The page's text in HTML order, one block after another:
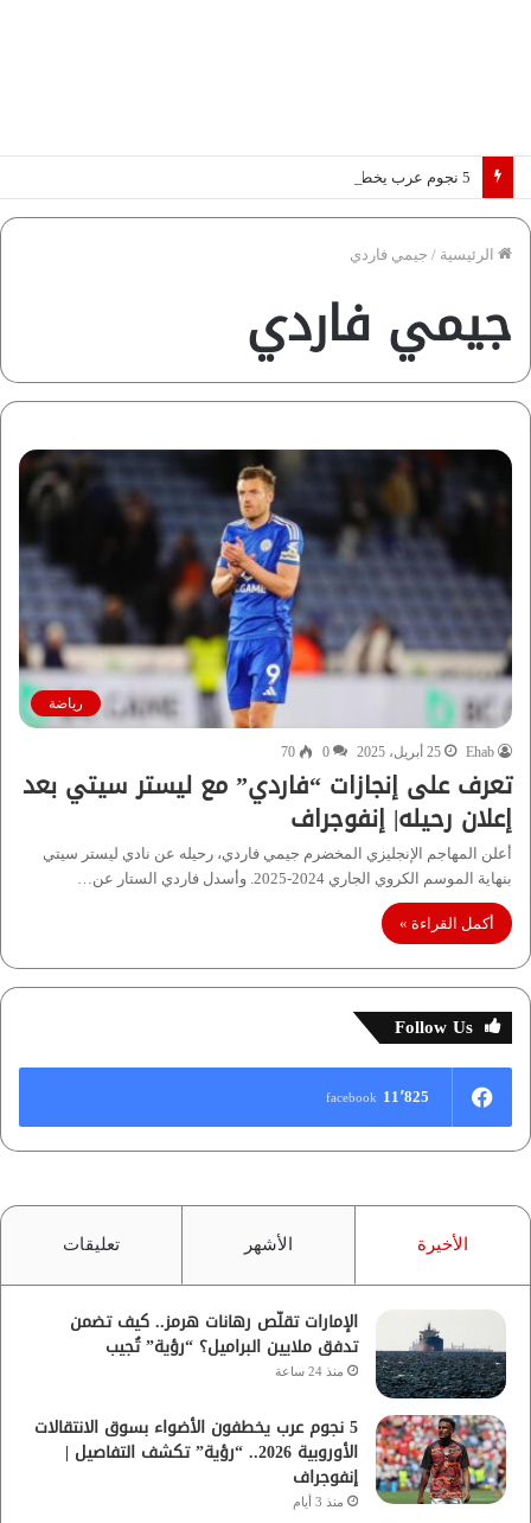
الرئيسية / جيمي فاردي
جيمي فاردي
رياضة
Ehab 25 أبريل، 2025 0
70
تعرف على إنجازات “فاردي” مع ليستر سيتي بعد
إعلان رحيله| إنفوجراف
أعلن المهاجم الإنجليزي المخضرم جيمي فاردي، رحيله عن نادي ليستر سيتي
بنهاية الموسم الكروي الجاري 2024-2025. وأسدل فاردي الستار عن…
أكمل القراءة »
Follow Us
11٬825 facebook
الأخيرة الأشهر تعليقات
الإمارات تقلّص رهانات هرمز.. كيف تضمن
تدفق ملايين البراميل؟ “رؤية” تُجيب
منذ 24 ساعة
5 نجوم عرب يخطفون الأضواء بسوق الانتقالات
الأوروبية 2026.. “رؤية” تكشف التفاصيل |
إنفوجراف
منذ 3 أيام